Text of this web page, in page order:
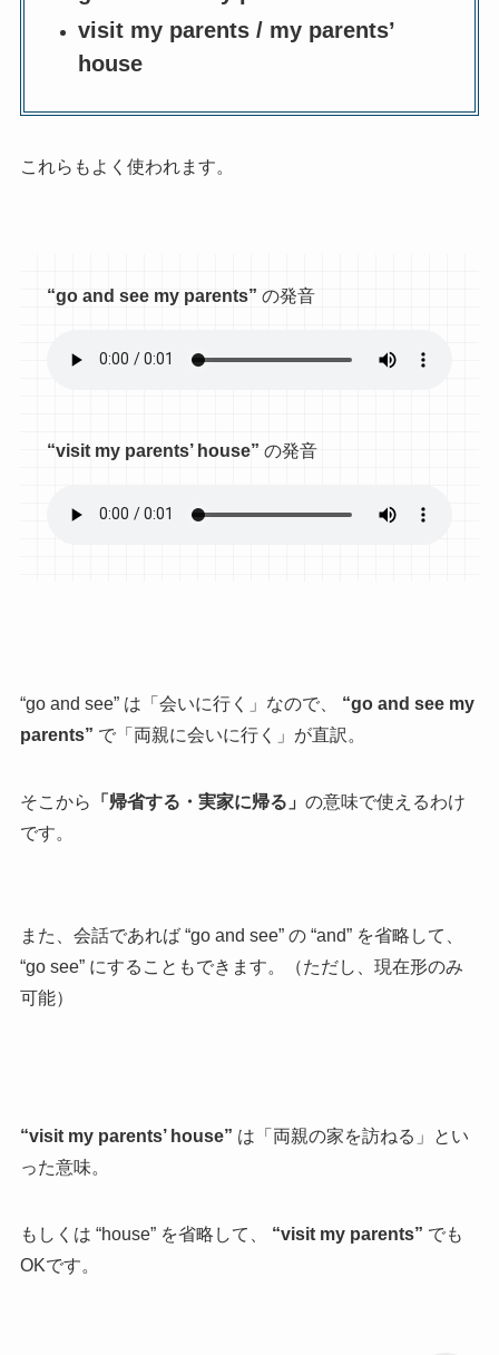
visit my parents / my parents’
house
これらもよく使われます。
“go and see my parents” の発音
“visit my parents’ house” の発音
“go and see” は「会いに行く」なので、 “go and see my
parents” で「両親に会いに行く」が直訳。
そこから 「帰省する・実家に帰る」 の意味で使えるわけ
です。
また、会話であれば “go and see” の “and” を省略して、
“go see” にすることもできます。（ただし、現在形のみ
可能）
“visit my parents’ house” は「両親の家を訪ねる」とい
った意味。
もしくは “house” を省略して、 “visit my parents” でも
OKです。